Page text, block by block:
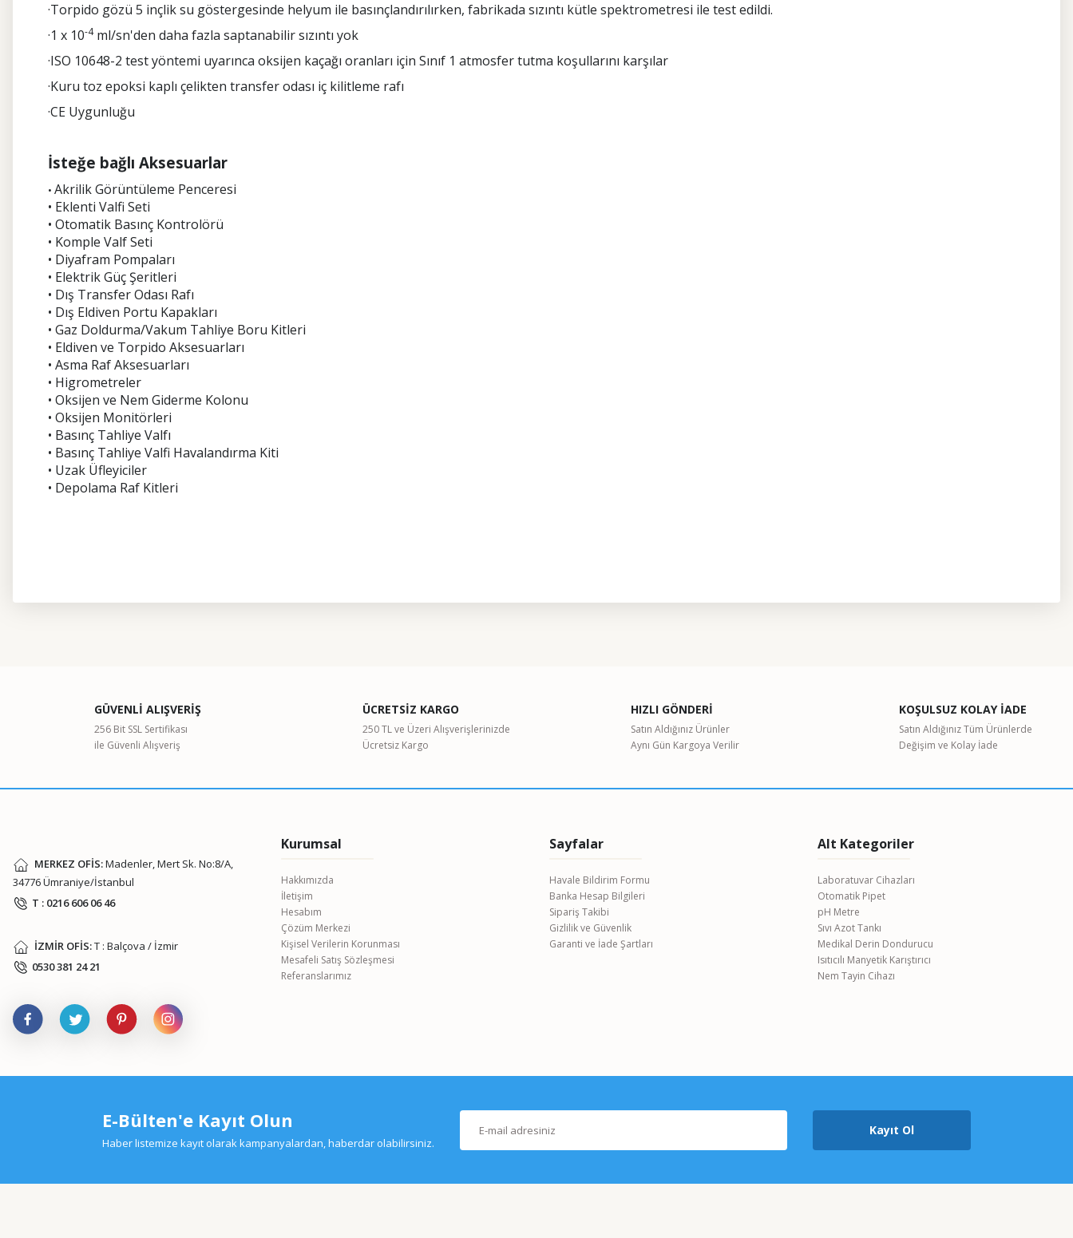
·Torpido gözü 5 inçlik su göstergesinde helyum ile basınçlandırılırken, fabrikada sızıntı kütle spektrometresi ile test edildi.
·1 x 10-4ml/sn'den daha fazla saptanabilir sızıntı yok
·ISO 10648-2 test yöntemi uyarınca oksijen kaçağı oranları için Sınıf 1 atmosfer tutma koşullarını karşılar
·Kuru toz epoksi kaplı çelikten transfer odası iç kilitleme rafı
·CE Uygunluğu
İsteğe bağlı Aksesuarlar
• Akrilik Görüntüleme Penceresi
• Eklenti Valfi Seti
• Otomatik Basınç Kontrolörü
• Komple Valf Seti
• Diyafram Pompaları
• Elektrik Güç Şeritleri
• Dış Transfer Odası Rafı
• Dış Eldiven Portu Kapakları
• Gaz Doldurma/Vakum Tahliye Boru Kitleri
• Eldiven ve Torpido Aksesuarları
• Asma Raf Aksesuarları
• Higrometreler
• Oksijen ve Nem Giderme Kolonu
• Oksijen Monitörleri
• Basınç Tahliye Valfı
• Basınç Tahliye Valfi Havalandırma Kiti
• Uzak Üfleyiciler
• Depolama Raf Kitleri
Ürün açıklamasında eksik bilgiler bulunuyor.
Ürün bilgilerinde hatalar bulunuyor.
Gönder
GÜVENLİ ALIŞVERİŞ
256 Bit SSL Sertifikası
ile Güvenli Alışveriş
ÜCRETSİZ KARGO
250 TL ve Üzeri Alışverişlerinizde
Ücretsiz Kargo
HIZLI GÖNDERİ
Satın Aldığınız Ürünler
Aynı Gün Kargoya Verilir
KOŞULSUZ KOLAY İADE
Satın Aldığınız Tüm Ürünlerde
Değişim ve Kolay İade
MERKEZ OFİS:Madenler, Mert Sk. No:8/A,
34776 Ümraniye/İstanbul
T : 0216 606 06 46
İZMİR OFİS:T : Balçova / İzmir
0530 381 24 21
Kurumsal
Hakkımızda
İletişim
Hesabım
Çözüm Merkezi
Kişisel Verilerin Korunması
Mesafeli Satış Sözleşmesi
Referanslarımız
Sayfalar
Havale Bildirim Formu
Banka Hesap Bilgileri
Sipariş Takibi
Gizlilik ve Güvenlik
Garanti ve İade Şartları
Alt Kategoriler
Laboratuvar Cihazları
Otomatik Pipet
pH Metre
Sıvı Azot Tankı
Medikal Derin Dondurucu
Isıtıcılı Manyetik Karıştırıcı
Nem Tayin Cihazı
E-Bülten'e Kayıt Olun
Haber listemize kayıt olarak kampanyalardan, haberdar olabilirsiniz.
Kayıt Ol